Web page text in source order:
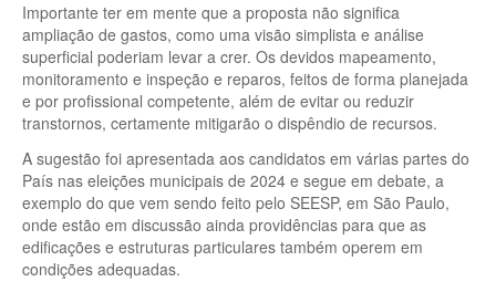
Importante ter em mente que a proposta não significa
ampliação de gastos, como uma visão simplista e análise
superficial poderiam levar a crer. Os devidos mapeamento,
monitoramento e inspeção e reparos, feitos de forma planejada
e por profissional competente, além de evitar ou reduzir
transtornos, certamente mitigarão o dispêndio de recursos.
A sugestão foi apresentada aos candidatos em várias partes do
País nas eleições municipais de 2024 e segue em debate, a
exemplo do que vem sendo feito pelo SEESP, em São Paulo,
onde estão em discussão ainda providências para que as
edificações e estruturas particulares também operem em
condições adequadas.